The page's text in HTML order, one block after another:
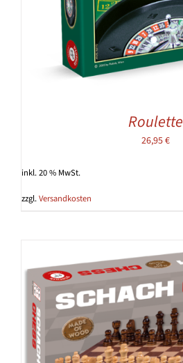
Roulette
26,95€
inkl. 20 % MwSt.
zzgl.Versandkosten